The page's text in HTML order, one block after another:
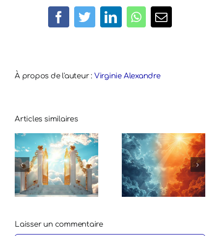
Facebook
TwitterLinkedInWhatsApp
Email
À propos de l'auteur : Virginie Alexandre
Articles similaires
Laisser un commentaire